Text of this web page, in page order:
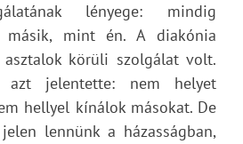
lényege: mindig
mint én. A diakónia
asztalok körüli szolgálat volt.
azt jelentette: nem helyet
hellyel kínálok másokat. De
lennünk a házasságban,